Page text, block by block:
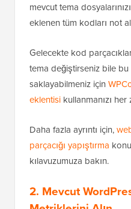
mevcut tema
eklenen tüm kodları not
Gelecekte kod
tema değiştirseniz bile bu
saklayabilmeniz için
eklentisi kullanmanızı
Daha fazla ayrıntı için,
parçacığı yapıştırma
kılavuzumuza bakın.
2. Mevcut